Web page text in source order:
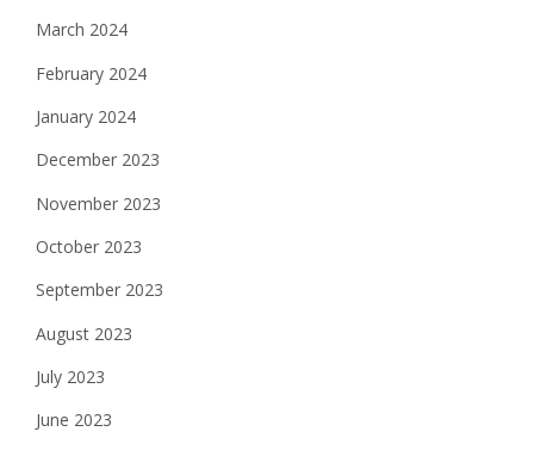
March 2024
February 2024
January 2024
December 2023
November 2023
October 2023
September 2023
August 2023
July 2023
June 2023